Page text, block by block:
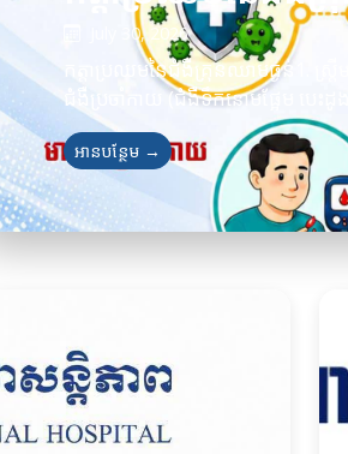
July 30, 2026
កត្តាប្រឈមនៃជំងឺគ្រុនឈាមធ្ងន់1. ស្ត្
ជំងឺប្រចាំកាយ (ជំងឺទឹកនោមផ្អែម បេះដូង
អានបន្ថែម →